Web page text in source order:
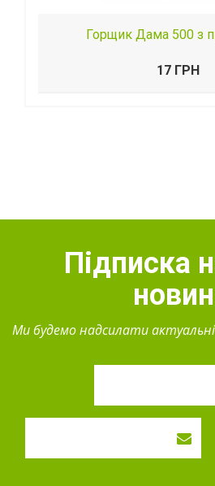
Горщик Дама 500 з
17 ГРН
Підписка
Ми будемо надсилати